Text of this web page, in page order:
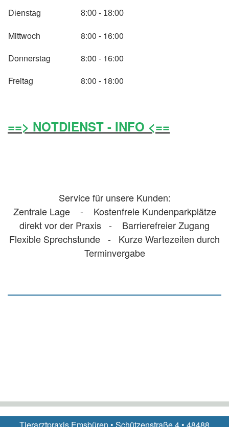
Dienstag 8:00 - 18:00
Mittwoch
8:00 - 16:00
Donnerstag
8:00 - 16:00
Freitag
8:00 - 18:00
==> NOTDIENST - INFO <==
Service für unsere Kunden:
Zentrale Lage - Kostenfreie Kundenparkplätze
direkt vor der Praxis - Barrierefreier Zugang
Flexible Sprechstunde - Kurze Wartezeiten durch
Terminvergabe
Tierarztpraxis Emsbüren • Schützenstraße 4 • 48488